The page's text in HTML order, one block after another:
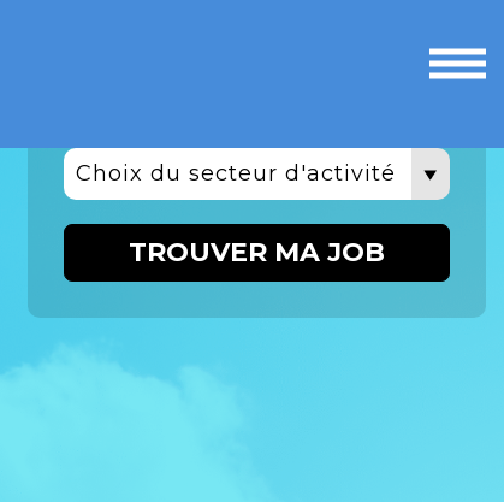
le
Choix du secteur d'activité
TROUVER MA JOB